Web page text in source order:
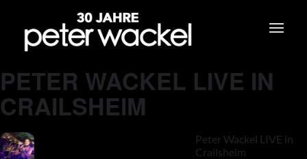
PETER WACKEL LIVE IN
CRAILSHEIM
Peter Wackel LIVE in
Crailsheim